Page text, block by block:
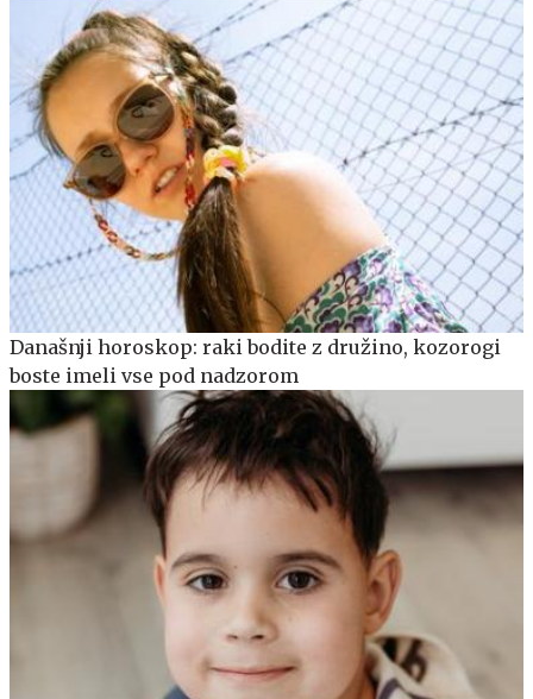
Današnji horoskop: raki bodite z družino, kozorogi
boste imeli vse pod nadzorom